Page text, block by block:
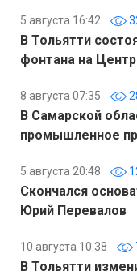
5 августа 16:42
В Тольятти
фонтана на
8 августа 07:35
В Самарской
промышленное
5 августа 20:48
Скончался
Юрий Перевалов
10 августа 10:38
В Тольятти